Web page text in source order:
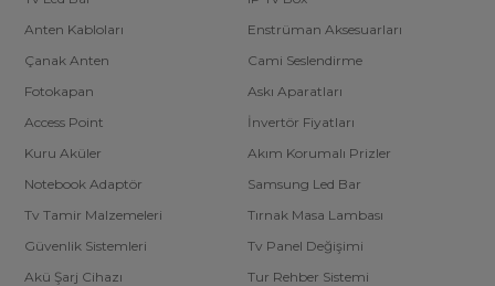
Anten Kabloları
Enstrüman Aksesuarları
Çanak Anten
Cami Seslendirme
Fotokapan
Askı Aparatları
Access Point
İnvertör Fiyatları
Kuru Aküler
Akım Korumalı Prizler
Notebook Adaptör
Samsung Led Bar
Tv Tamir Malzemeleri
Tırnak Masa Lambası
Güvenlik Sistemleri
Tv Panel Değişimi
Akü Şarj Cihazı
Tur Rehber Sistemi